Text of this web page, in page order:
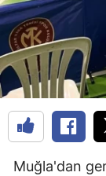
Muğla'dan